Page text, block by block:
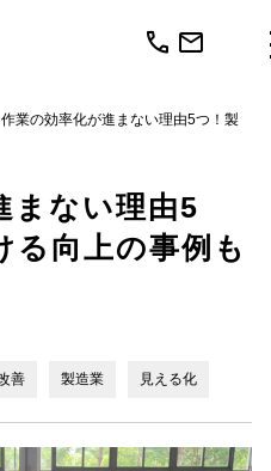
call mail
作業の効率化が進まない理由5つ！製
まない理由5
る向上の事例も
善 製造業 見える化